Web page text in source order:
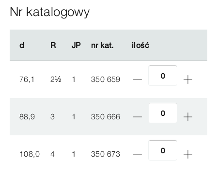
Nr katalogowy
d R JP nr kat. ilość
d R JP nr kat. ilość
76,1 2½ 1 350 659
88,9 3 1 350 666
108,0 4 1 350 673